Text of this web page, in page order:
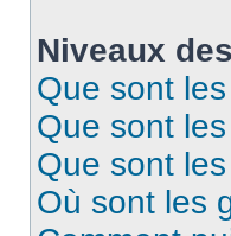
Niveaux
Que sont
Que sont
Que sont
Où sont les